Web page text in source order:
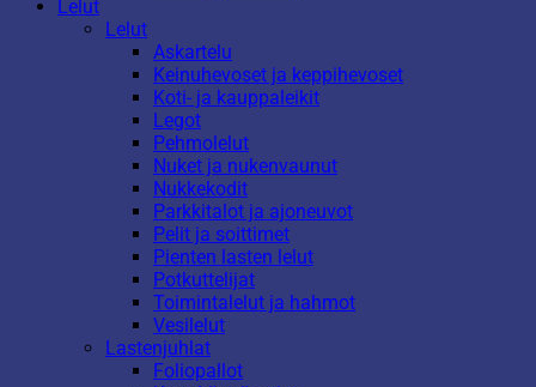
Lelut
Lelut
Askartelu
Keinuhevoset ja keppihevoset
Koti- ja kauppaleikit
Legot
Pehmolelut
Nuket ja nukenvaunut
Nukkekodit
Parkkitalot ja ajoneuvot
Pelit ja soittimet
Pienten lasten lelut
Potkuttelijat
Toimintalelut ja hahmot
Vesilelut
Lastenjuhlat
Foliopallot